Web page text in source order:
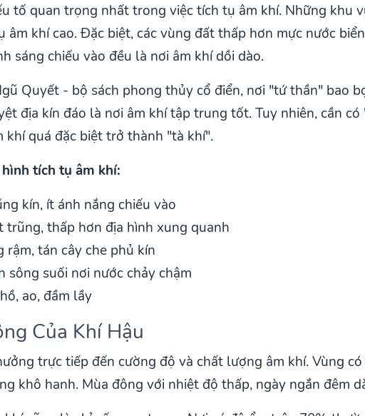
tố quan trọng nhất trong việc tích tụ âm khí. Những khu
âm khí cao. Đặc biệt, các vùng đất thấp hơn mực nước
sáng chiếu vào đều là nơi âm khí dồi dào.
Quyết - bộ sách phong thủy cổ điển, nơi "tứ thần" bao
địa kín đáo là nơi âm khí tập trung tốt. Tuy nhiên, cần
khí quá đặc biệt trở thành "tà khí".
tích tụ âm khí:
kín, ít ánh nắng chiếu vào
trũng, thấp hơn địa hình xung quanh
rậm, tán cây che phủ kín
sông suối nơi nước chảy chậm
ao, đầm lầy
Của Khí Hậu
trực tiếp đến cường độ và chất lượng âm khí. Vùng
khô hanh. Mùa đông với nhiệt độ thấp, ngày ngắn đêm